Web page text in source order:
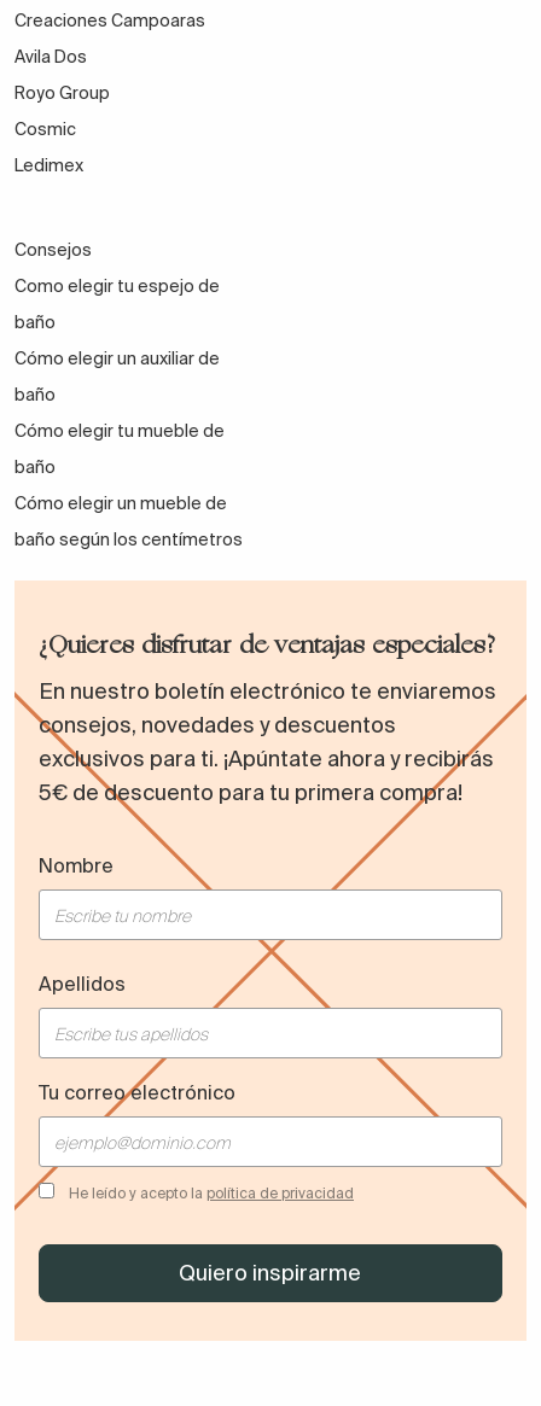
Creaciones Campoaras
Avila Dos
Royo Group
Cosmic
Ledimex
Consejos
Como elegir tu espejo de
baño
Cómo elegir un auxiliar de
baño
Cómo elegir tu mueble de
baño
Cómo elegir un mueble de
baño según los centímetros
¿Quieres disfrutar de ventajas especiales?
En nuestro boletín electrónico te enviaremos
consejos, novedades y descuentos
exclusivos para ti. ¡Apúntate ahora y recibirás
5€ de descuento para tu primera compra!
Nombre
Apellidos
Tu correo electrónico
He leído y acepto la política de privacidad